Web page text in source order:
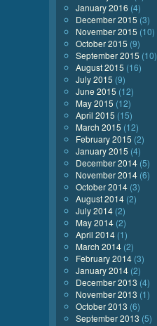
January 2016 (4)
December 2015 (3)
November 2015 (10)
October 2015 (9)
September 2015 (10)
August 2015 (16)
July 2015 (9)
June 2015 (12)
May 2015 (12)
April 2015 (15)
March 2015 (12)
February 2015 (2)
January 2015 (4)
December 2014 (5)
November 2014 (6)
October 2014 (3)
August 2014 (2)
July 2014 (2)
May 2014 (2)
April 2014 (1)
March 2014 (2)
February 2014 (3)
January 2014 (2)
December 2013 (4)
November 2013 (1)
October 2013 (6)
September 2013 (5)